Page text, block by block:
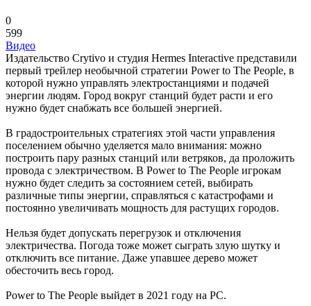
0
599
Видео
Издательство Crytivo и студия Hermes Interactive представили
первый трейлер необычной стратегии Power to The People, в
которой нужно управлять электростанциями и подачей
энергии людям. Город вокруг станций будет расти и его
нужно будет снабжать все большей энергией.
В градостроительных стратегиях этой части управления
поселением обычно уделяется мало внимания: можно
построить пару разных станций или ветряков, да проложить
провода с электричеством. В Power to The People игрокам
нужно будет следить за состоянием сетей, выбирать
различные типы энергии, справляться с катастрофами и
постоянно увеличивать мощность для растущих городов.
Нельзя будет допускать перегрузок и отключения
электричества. Погода тоже может сыграть злую шутку и
отключить все питание. Даже упавшее дерево может
обесточить весь город.
Power to The People выйдет в 2021 году на PC.